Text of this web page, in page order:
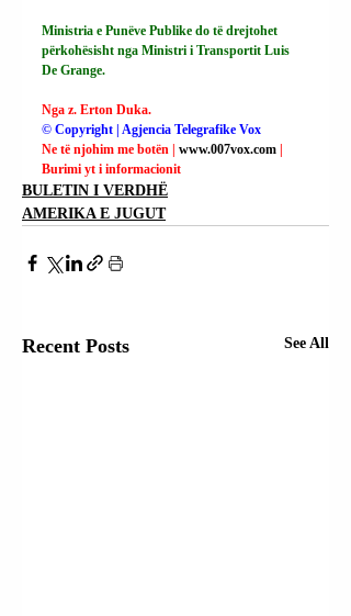
Ministria e Punëve Publike do të drejtohet
përkohësisht nga Ministri i Transportit Luis
De Grange.
Nga z. Erton Duka.
© Copyright | Agjencia Telegrafike Vox
Ne të njohim me botën | www.007vox.com
Burimi yt i informacionit
BULETIN I VERDHË
AMERIKA E JUGUT
Recent Posts See All